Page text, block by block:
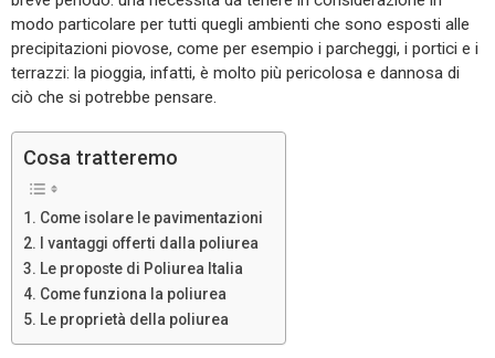
modo particolare per tutti quegli ambienti che sono esposti alle
precipitazioni piovose, come per esempio i parcheggi, i portici e i
terrazzi: la pioggia, infatti, è molto più pericolosa e dannosa di
ciò che si potrebbe pensare.
Cosa tratteremo
Come isolare le pavimentazioni
I vantaggi offerti dalla poliurea
Le proposte di Poliurea Italia
Come funziona la poliurea
Le proprietà della poliurea